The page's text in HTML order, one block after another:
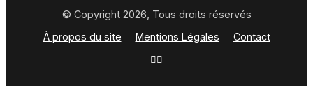
© Copyright 2026, Tous droits réservés
À propos du site
Mentions Légales Contact